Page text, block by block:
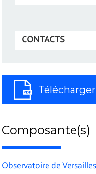
CONTACTS
Composante(s)
Observatoire de